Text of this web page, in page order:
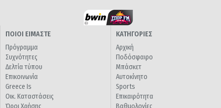
ΠΟΙΟΙ ΕΙΜΑΣΤΕ
Πρόγραμμα
Συχνότητες
Δελτία τύπου
Επικοινωνία
Greece Is
Οικ. Καταστάσεις
Όροι Χρήσης
ΚΑΤΗΓΟΡΙΕΣ
Αρχική
Ποδόσφαιρο
Μπάσκετ
Αυτοκίνητο
Sports
Επικαιρότητα
Βαθμολογίες